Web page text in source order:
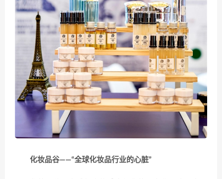
化妆品谷——“全球化妆品行业的心脏”